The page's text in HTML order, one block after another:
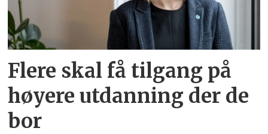
Flere skal få tilgang på
høyere utdanning der de
bor